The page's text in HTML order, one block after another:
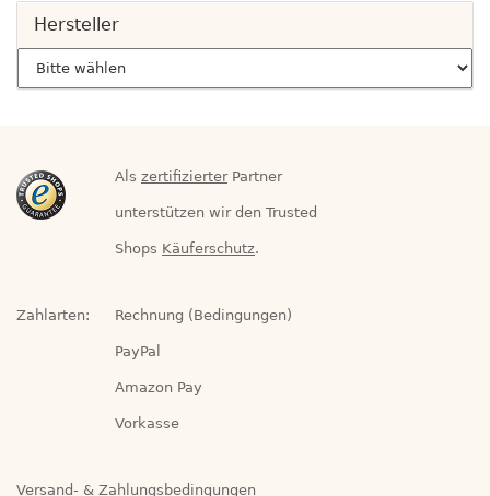
Hersteller
Als zertifizierterPartner
unterstützen wir den Trusted
Shops Käuferschutz.
Zahlarten: Rechnung (Bedingungen)
PayPal
Amazon Pay
Vorkasse
Versand- & Zahlungsbedingungen